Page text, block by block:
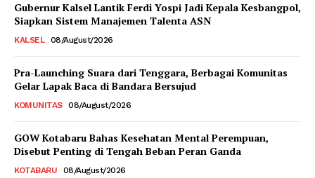
Gubernur Kalsel Lantik Ferdi Yospi Jadi Kepala Kesbangpol,
Siapkan Sistem Manajemen Talenta ASN
KALSEL 08/August/2026
Pra-Launching Suara dari Tenggara, Berbagai Komunitas
Gelar Lapak Baca di Bandara Bersujud
KOMUNITAS 08/August/2026
GOW Kotabaru Bahas Kesehatan Mental Perempuan,
Disebut Penting di Tengah Beban Peran Ganda
KOTABARU 08/August/2026